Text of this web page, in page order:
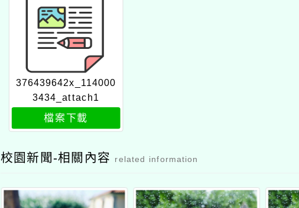
376439642x_114000
3434_attach1
檔案下載
校園新聞-相關內容 related information